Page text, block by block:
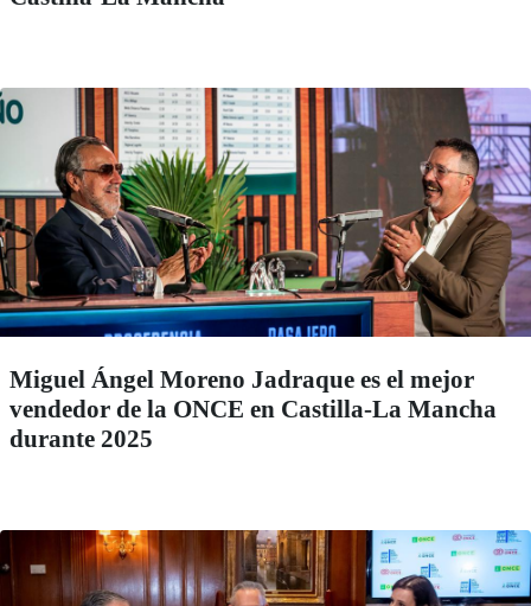
Miguel Ángel Moreno Jadraque es el mejor
vendedor de la ONCE en Castilla-La Mancha
durante 2025